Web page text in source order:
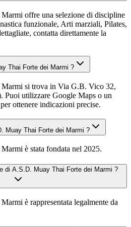
offre una selezione di discipline
funzionale, Arti marziali, Pilates,
contatta direttamente la
Thai Forte dei Marmi ?
si trova in Via G.B. Vico 32,
Puoi utilizzare Google Maps o un
ottenere indicazioni precise.
Muay Thai Forte dei Marmi ?
è stata fondata nel 2025.
di A.S.D. Muay Thai Forte dei Marmi ?
è rappresentata legalmente da